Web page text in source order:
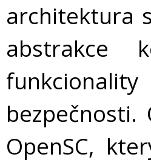
architektura
abstrakce
OpenSC,